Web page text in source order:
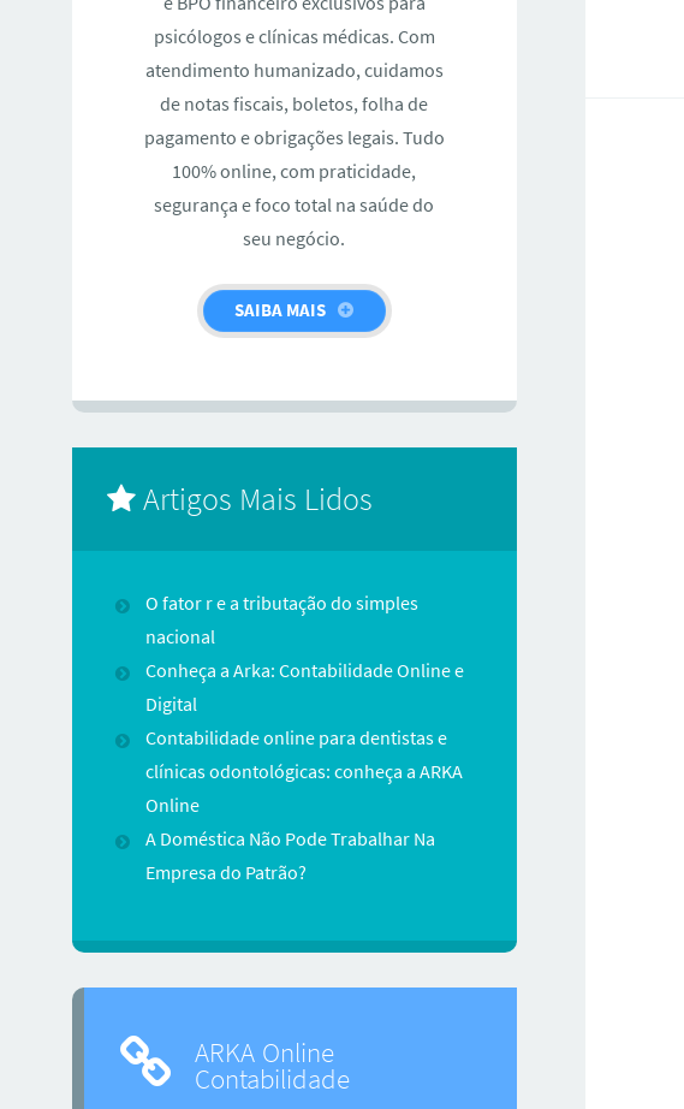
psicólogos e clínicas médicas. Com
atendimento humanizado, cuidamos
de notas fiscais, boletos, folha de
pagamento e obrigações legais. Tudo
100% online, com praticidade,
segurança e foco total na saúde do
seu negócio.
SAIBA MAIS
Artigos Mais Lidos
O fator r e a tributação do simples
nacional
Conheça a Arka: Contabilidade Online e
Digital
Contabilidade online para dentistas e
clínicas odontológicas: conheça a ARKA
Online
A Doméstica Não Pode Trabalhar Na
Empresa do Patrão?
ARKA Online
Contabilidade